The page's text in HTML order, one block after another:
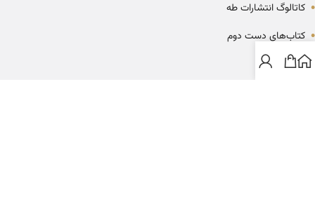
• کاتالوگ انتشارات طه
• کتاب‌های دست دوم
• بلاگ